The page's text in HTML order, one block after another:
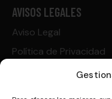
AVISOS LEGALES
Aviso Legal
Política de Privacidad
Política de Cookies